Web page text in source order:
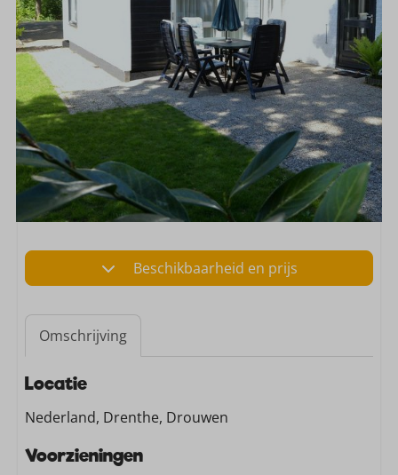
Beschikbaarheid en prijs
Omschrijving
Locatie
Nederland, Drenthe, Drouwen
Voorzieningen